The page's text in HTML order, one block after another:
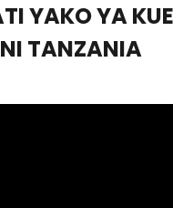
YAKO YA
TANZANIA